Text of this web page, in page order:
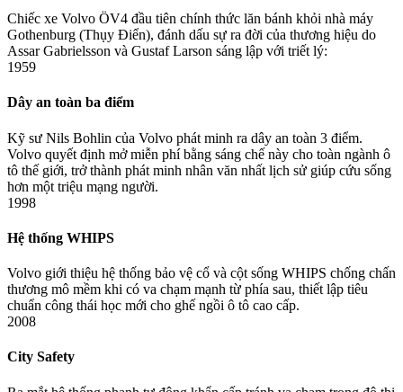
Chiếc xe Volvo ÖV4 đầu tiên chính thức lăn bánh khỏi nhà máy
Gothenburg (Thụy Điển), đánh dấu sự ra đời của thương hiệu do
Assar Gabrielsson và Gustaf Larson sáng lập với triết lý:
1959
Dây an toàn ba điểm
Kỹ sư Nils Bohlin của Volvo phát minh ra dây an toàn 3 điểm.
Volvo quyết định mở miễn phí bằng sáng chế này cho toàn ngành ô
tô thế giới, trở thành phát minh nhân văn nhất lịch sử giúp cứu sống
hơn một triệu mạng người.
1998
Hệ thống WHIPS
Volvo giới thiệu hệ thống bảo vệ cổ và cột sống WHIPS chống chấn
thương mô mềm khi có va chạm mạnh từ phía sau, thiết lập tiêu
chuẩn công thái học mới cho ghế ngồi ô tô cao cấp.
2008
City Safety